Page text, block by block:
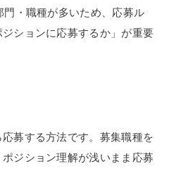
門・職種が多いため、応募ル
ションに応募するか」が重要
募する方法です。募集職種を
ジション理解が浅いまま応募